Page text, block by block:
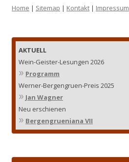
Home | Sitemap | Kontakt | Impressum
AKTUELL
Wein-Geister-Lesungen 2026
» Programm
Werner-Bergengruen-Preis 2025
» Jan Wagner
Neu erschienen
» Bergengrueniana VII